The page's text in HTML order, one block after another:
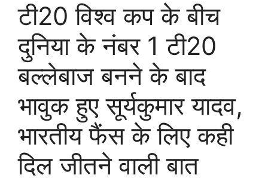
टी20 विश्व कप के बीच
दुनिया के नंबर 1 टी20
बल्लेबाज बनने के बाद
भावुक हुए सूर्यकुमार यादव,
भारतीय फैंस के लिए कही
दिल जीतने वाली बात